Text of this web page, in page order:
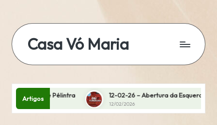
content
Casa Vó Maria
Artigos
02-26 – Abertura da Esquerda 08-02-26 Abertura Direita –
10/02/2026